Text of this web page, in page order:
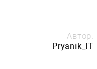
Автор:
Pryanik_IT